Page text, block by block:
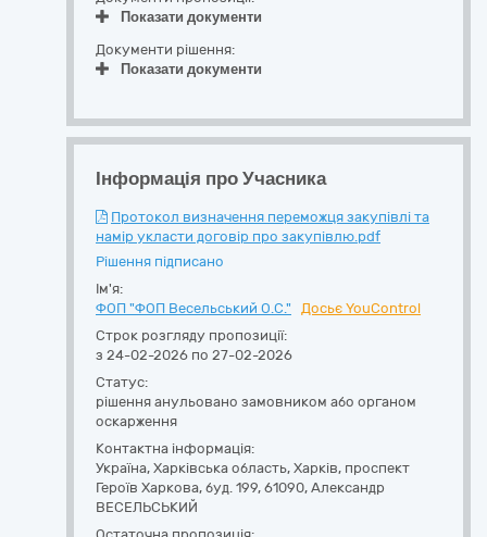
Показати документи
Документи рішення:
Показати документи
Інформація про Учасника
Протокол визначення переможця закупівлі та
намір укласти договір про закупівлю.pdf
Рішення підписано
Ім'я:
ФОП "ФОП Весельський О.С."
Досьє YouControl
Строк розгляду пропозиції:
з 24-02-2026 по 27-02-2026
Статус:
рішення анульовано замовником або органом
оскарження
Контактна інформація:
Україна, Харківська область, Харків, проспект
Героїв Харкова, буд. 199, 61090, Александр
ВЕСЕЛЬСЬКИЙ